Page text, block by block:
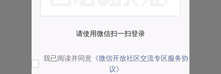
请使用微信扫一扫登录
我已阅读并同意 《微信开放社区交流专区服务协
议》